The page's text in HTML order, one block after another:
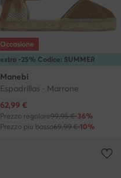
extra -25% Codice: SUMMER
Occasione
Manebi
Espadrillas · Marrone
Prezzo attuale
62,99 €
Prezzo regolare99,95 €-36%
Prezzo più basso69,99 €-10%